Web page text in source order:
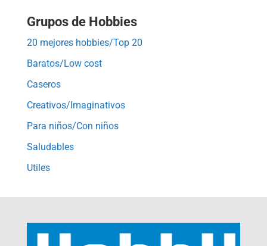
Grupos de Hobbies
20 mejores hobbies/Top 20
Baratos/Low cost
Caseros
Creativos/Imaginativos
Para niños/Con niños
Saludables
Utiles